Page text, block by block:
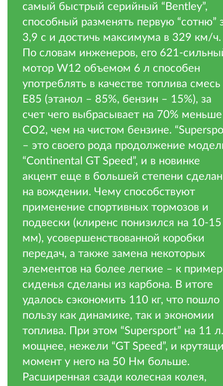
самый быстрый серийный “Bentley”,
способный разменять первую “сотню”
3,9 с и достичь максимума в 329 км/ч.
По словам инженеров, его 621-
мотор W12 объемом 6 л способен
употреблять в качестве топлива смесь
Е85 (этанол – 85%, бензин – 15%), за
счет чего выбрасывает на 70% меньше
CO2, чем на чистом бензине.
– это своего рода продолжение
“Continental GT Speed”, и в новинке
акцент еще в большей степени сделан
на вождении. Чему способствуют
применение спортивных тормозов и
подвески (клиренс понизился на 10-15
мм), усовершенствованной коробки
передач, а также замена некоторых
элементов на более легкие – к
сиденья сделаны из карбона. В итоге
удалось сэкономить 110 кг, что пошло
пользу как динамике, так и экономии
топлива. При этом “Supersport” на 11
мощнее, нежели “GT Speed”, и
момент у него на 50 Нм больше.
Расширенная сзади колесная колея,